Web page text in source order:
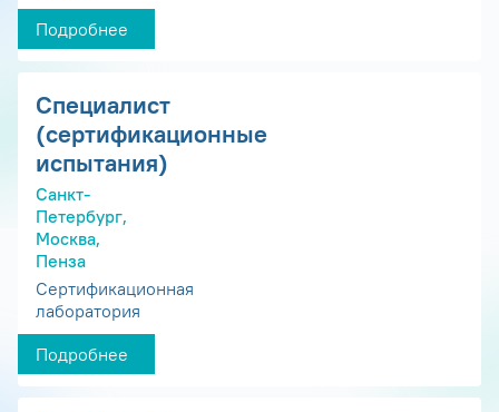
Подробнее
Специалист
(сертификационные
испытания)
Санкт-
Петербург,
Москва,
Пенза
Сертификационная
лаборатория
Подробнее